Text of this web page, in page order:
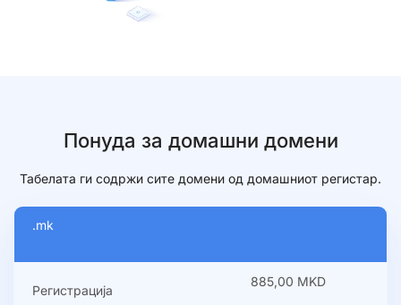
Понуда за домашни домени
Табелата ги содржи сите домени од домашниот регистар.
.mk
Регистрација
885,00 MKD